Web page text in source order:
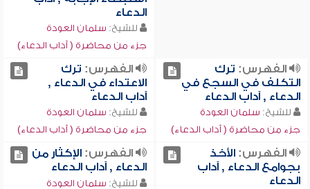
الدعاء
للشيخ: سلمان العودة
جزء من محاضرة ( آداب الدعاء)
الفهرس: ترك
التكلف في السجع في
الدعاء , آداب الدعاء
للشيخ: سلمان العودة
جزء من محاضرة ( آداب الدعاء)
الفهرس: ترك
الاعتداء في الدعاء ,
آداب الدعاء
للشيخ: سلمان العودة
جزء من محاضرة ( آداب الدعاء)
الفهرس:الأخذ
بجوامع الدعاء , آداب
الدعاء
الفهرس:الإكثار من
الدعاء , آداب الدعاء
للشيخ: سلمان العودة